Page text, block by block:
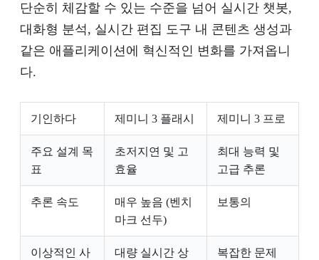
단순히 체감할 수 있는 수준을 넘어 실시간 챗봇,
대화형 분석, 실시간 편집 도구 내 콘텐츠 생성과
같은 애플리케이션에 혁신적인 변화를 가져옵니
다.
기인하다 제미니 3 플래시 제미니 3 프로
주요 설계 목
표
초저지연 및 고
효율
최대 능력 및
고급 추론
추론 속도
매우 높음 (벤치
마크 선두)
보통의
이상적인 사
대량 실시간 상
복잡한 문제